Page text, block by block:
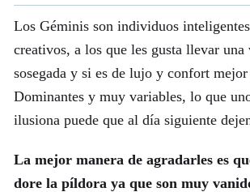
Los Géminis son individuos
creativos, a los que les gusta llevar una
sosegada y si es de lujo y confort mejor
Dominantes y muy variables, lo que
ilusiona puede que al día siguiente
La mejor manera de agradarles es
dore la píldora ya que son muy